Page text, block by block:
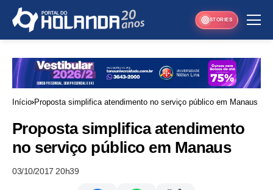
STORIES
Início Proposta simplifica atendimento no serviço público em Manaus
Proposta simplifica atendimento
no serviço público em Manaus
03/10/2017 20h39